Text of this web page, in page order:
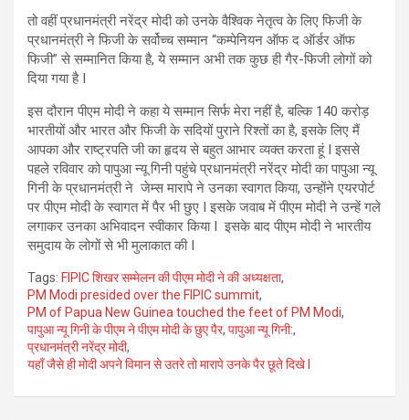
तो वहीं प्रधानमंत्री नरेंद्र मोदी को उनके वैश्विक नेतृत्व के लिए फिजी के
प्रधानमंत्री ने फिजी के सर्वोच्च सम्मान “कम्पेनियन ऑफ द ऑर्डर ऑफ
फिजी” से सम्मानित किया है, ये सम्मान अभी तक कुछ ही गैर-फिजी लोगों को
दिया गया है I
इस दौरान पीएम मोदी ने कहा ये सम्मान सिर्फ मेरा नहीं है, बल्कि 140 करोड़
भारतीयों और भारत और फिजी के सदियों पुराने रिश्तों का है, इसके लिए मैं
आपका और राष्ट्रपति जी का हृदय से बहुत आभार व्यक्त करता हूं I इससे
पहले रविवार को पापुआ न्यू गिनी पहुंचे प्रधानमंत्री नरेंद्र मोदी का पापुआ न्यू
गिनी के प्रधानमंत्री ने जेम्स मारापे ने उनका स्वागत किया, उन्होंने एयरपोर्ट
पर पीएम मोदी के स्वागत में पैर भी छुए I इसके जवाब में पीएम मोदी ने उन्हें गले
लगाकर उनका अभिवादन स्वीकार किया I इसके बाद पीएम मोदी ने भारतीय
समुदाय के लोगों से भी मुलाकात की I
Tags: FIPIC शिखर सम्मेलन की पीएम मोदी ने की अध्यक्षता,
PM Modi presided over the FIPIC summit,
PM of Papua New Guinea touched the feet of PM Modi,
पापुआ न्यू गिनी के पीएम ने पीएम मोदी के छुए पैर, पापुआ न्यू गिनी:,
प्रधानमंत्री नरेंद्र मोदी,
यहाँ जैसे ही मोदी अपने विमान से उतरे तो मारापे उनके पैर छूते दिखे I